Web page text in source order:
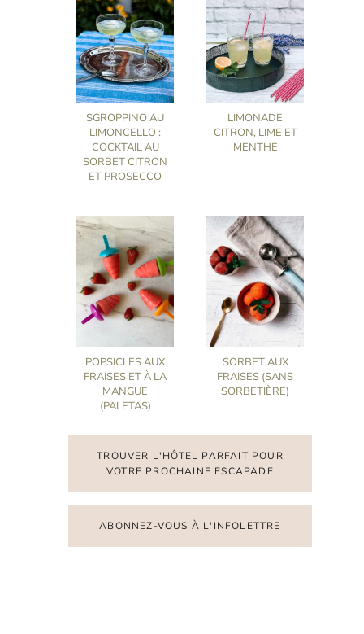
SGROPPINO AU
LIMONCELLO :
COCKTAIL AU
SORBET CITRON
ET PROSECCO
LIMONADE
CITRON, LIME ET
MENTHE
POPSICLES AUX
FRAISES ET À LA
MANGUE
(PALETAS)
SORBET AUX
FRAISES (SANS
SORBETIÈRE)
TROUVER L'HÔTEL PARFAIT POUR
VOTRE PROCHAINE ESCAPADE
ABONNEZ-VOUS À L'INFOLETTRE